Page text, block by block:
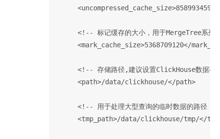
<!-- 标记缓存的大小，用于MergeTree系列
<mark_cache_size>5368709120</
<!-- 存储路径,建议设置ClickHouse数据存
      <path>/data/clickhouse/</path>
<!-- 用于处理大型查询的临时数据的路径
<tmp_path>/data/clickhouse/tmp/</